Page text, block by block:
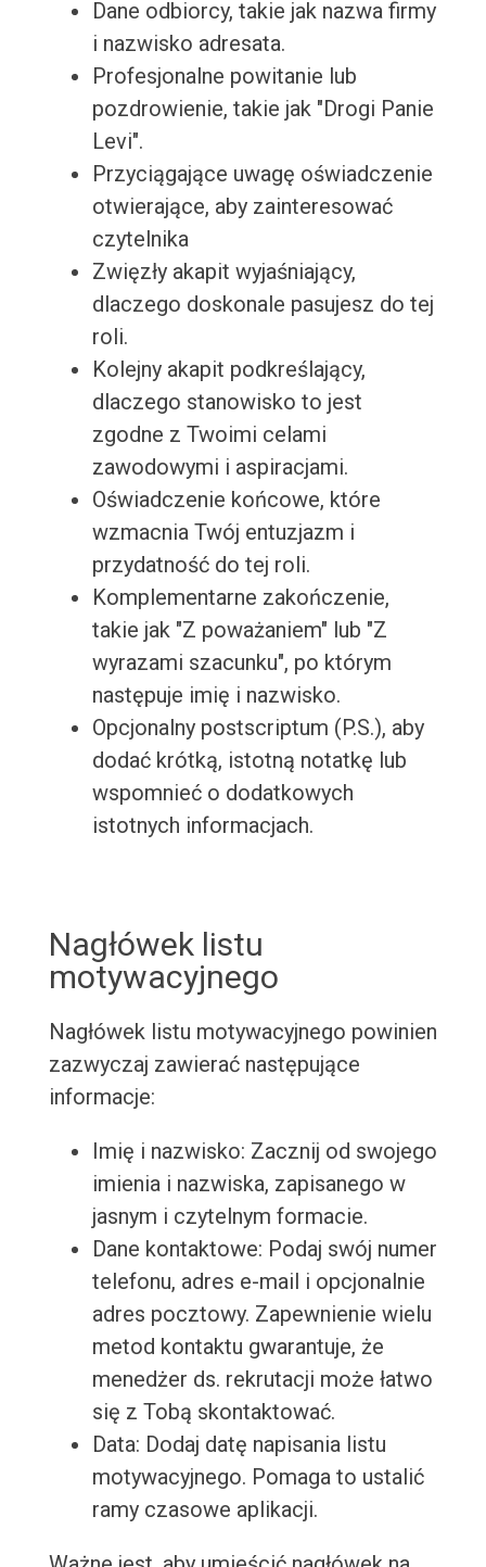
Dane odbiorcy, takie jak nazwa firmy
i nazwisko adresata.
Profesjonalne powitanie lub
pozdrowienie, takie jak "Drogi Panie
Levi".
Przyciągające uwagę oświadczenie
otwierające, aby zainteresować
czytelnika
Zwięzły akapit wyjaśniający,
dlaczego doskonale pasujesz do tej
roli.
Kolejny akapit podkreślający,
dlaczego stanowisko to jest
zgodne z Twoimi celami
zawodowymi i aspiracjami.
Oświadczenie końcowe, które
wzmacnia Twój entuzjazm i
przydatność do tej roli.
Komplementarne zakończenie,
takie jak "Z poważaniem" lub "Z
wyrazami szacunku", po którym
następuje imię i nazwisko.
Opcjonalny postscriptum (P.S.), aby
dodać krótką, istotną notatkę lub
wspomnieć o dodatkowych
istotnych informacjach.
Nagłówek listu
motywacyjnego
Nagłówek listu motywacyjnego powinien
zazwyczaj zawierać następujące
informacje:
Imię i nazwisko: Zacznij od swojego
imienia i nazwiska, zapisanego w
jasnym i czytelnym formacie.
Dane kontaktowe: Podaj swój numer
telefonu, adres e-mail i opcjonalnie
adres pocztowy. Zapewnienie wielu
metod kontaktu gwarantuje, że
menedżer ds. rekrutacji może łatwo
się z Tobą skontaktować.
Data: Dodaj datę napisania listu
motywacyjnego. Pomaga to ustalić
ramy czasowe aplikacji.